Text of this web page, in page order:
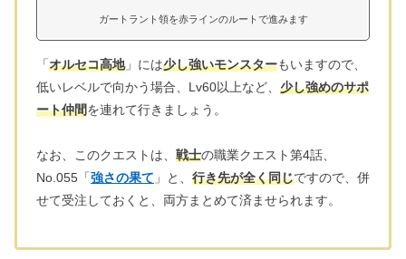
ガートラント領を赤ラインのルートで進みます
「オルセコ高地」には少し強いモンスターもいますので、
低いレベルで向かう場合、Lv60以上など、 少し強めのサポ
ート仲間を連れて行きましょう。
なお、このクエストは、 戦士の職業クエスト第4話、
No.055「強さの果て 」と、 行き先が全く同じですので、併
せて受注しておくと、両方まとめて済ませられます。